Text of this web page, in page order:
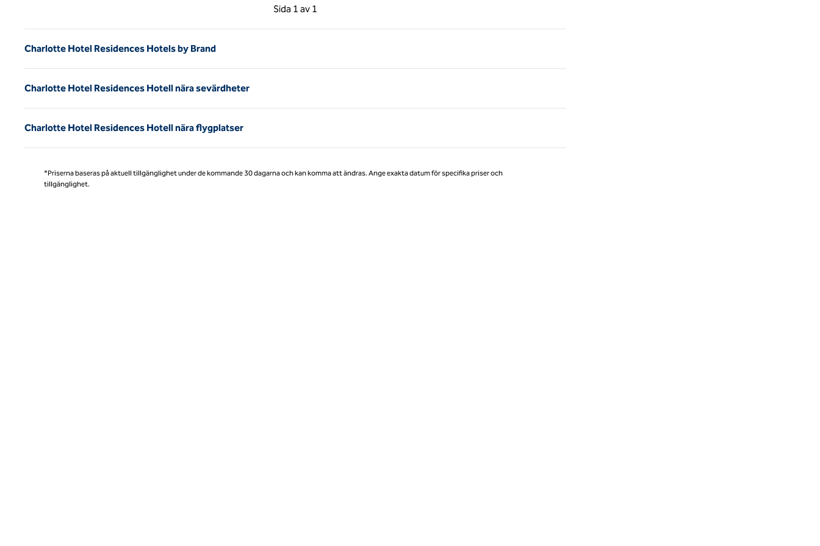
Sida 1 av 1
Föregående sida, 1 av 1
Sida 1 av 1
Charlotte Hotel Residences Hotels by Brand
Charlotte Hotel Residences Hotell nära sevärdheter
Charlotte Hotel Residences Hotell nära flygplatser
*Priserna baseras på aktuell tillgänglighet under de kommande 30 dagarna och kan komma att ändras. Ange exakta datum för specifika priser och
tillgänglighet.